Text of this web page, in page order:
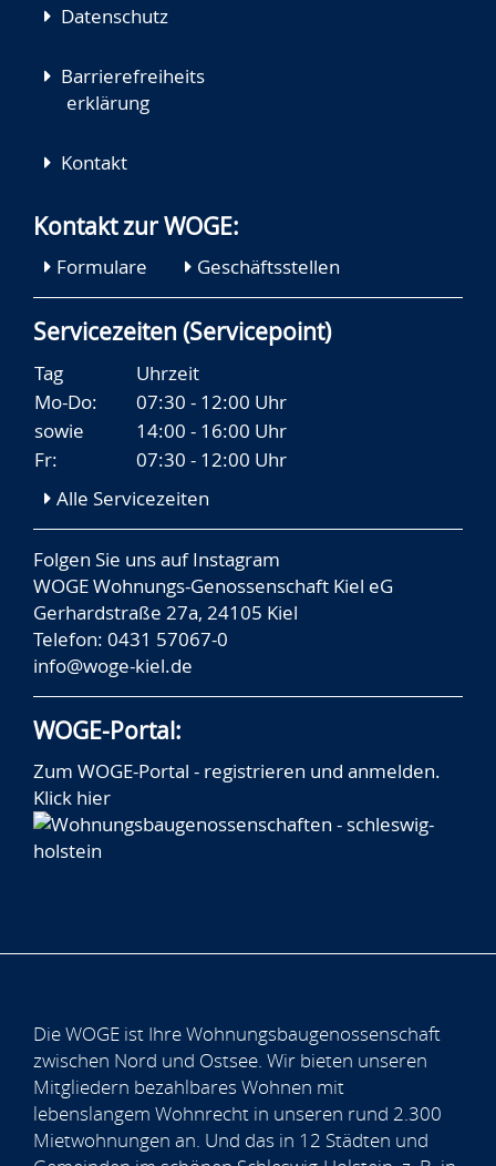
Datenschutz
Barrierefreiheits
erklärung
Kontakt
Kontakt zur WOGE:
Formulare Geschäftsstellen
Servicezeiten (Servicepoint)
Tag
Uhrzeit
Mo-Do:
07:30 - 12:00 Uhr
sowie
14:00 - 16:00 Uhr
Fr:
07:30 - 12:00 Uhr
Alle Servicezeiten
Folgen Sie uns aufInstagram
WOGE Wohnungs-Genossenschaft Kiel eG
Gerhardstraße 27a, 24105 Kiel
Telefon: 0431 57067-0
info@woge-kiel.de
WOGE-Portal:
Zum WOGE-Portal - registrieren und anmelden.
Klick hier
Die WOGE ist Ihre Wohnungsbaugenossenschaft
zwischen Nord und Ostsee. Wir bieten unseren
Mitgliedern bezahlbares Wohnen mit
lebenslangem Wohnrecht in unseren rund 2.300
Mietwohnungen an. Und das in 12 Städten und